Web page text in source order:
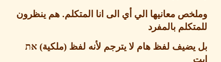
معانيها الي أي الى انا المتكلم .هم ينظرون
بالمفرد
لفظ هام لا يترجم لأنه لفظ(ملكية )את